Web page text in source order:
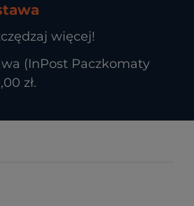
więcej!
(InPost Paczkomaty
zł.